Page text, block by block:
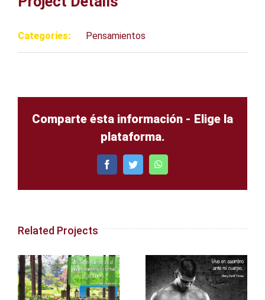
Categories: Pensamientos
Comparte ésta información - Elige la
plataforma.
FacebookTwitterWhatsApp
Related Projects